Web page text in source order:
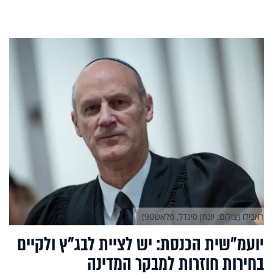
יועמ"שית הכנסת: יש לציית לבג"ץ ולקיים
בחירות חוזרות למבקר המדינה
ראבילו (צילום: יונתן סינדל, פלאש90)